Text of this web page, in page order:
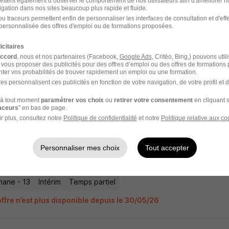
Projets - Support Technique - Change
professional
- 13 Intérim Temps partiel
n’est plus disponible depuis le 30/05/26
Projets - Support Technique - Change
professional
- 13 Intérim Temps partiel
n’est plus disponible depuis le 30/05/26
dans nos sites beaucoup plus rapide et fluide.
traceurs permettent enfin de personnaliser les interfaces de consultation et
des offres d'emploi ou de formations proposées.
, nous et nos partenaires (Facebook, Google Ads, Critéo, Bing,) pouvons
proposer des publicités pour des offres d’emploi ou des offres de formations
vos probabilités de trouver rapidement un emploi ou une formation.
personnalisent ces publicités en fonction de votre navigation, de votre profil et
tout moment paramétrer vos choix ou retirer votre consentementen cliquant
" en bas de page.
plus, consultez notre Politique de confidentialité et notre Politique relative aux
Personnaliser mes choix Tout accepter